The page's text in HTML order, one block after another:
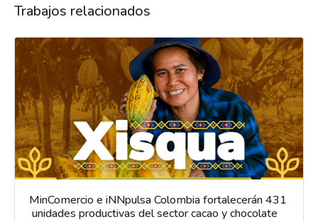
Trabajos relacionados
MinComercio e iNNpulsa Colombia fortalecerán 431
unidades productivas del sector cacao y chocolate